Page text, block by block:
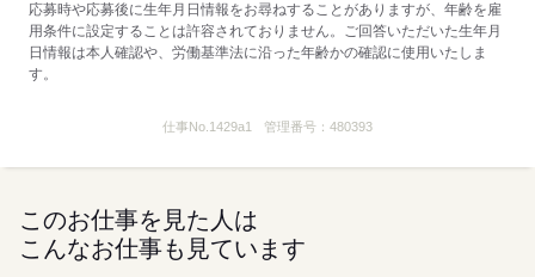
応募時や応募後に生年月日情報をお尋ねすることがありますが、年齢を雇
用条件に設定することは許容されておりません。ご回答いただいた生年月
日情報は本人確認や、労働基準法に沿った年齢かの確認に使用いたしま
す。
仕事No. 1429a1 管理番号： 480393
このお仕事を見た人は
こんなお仕事も見ています